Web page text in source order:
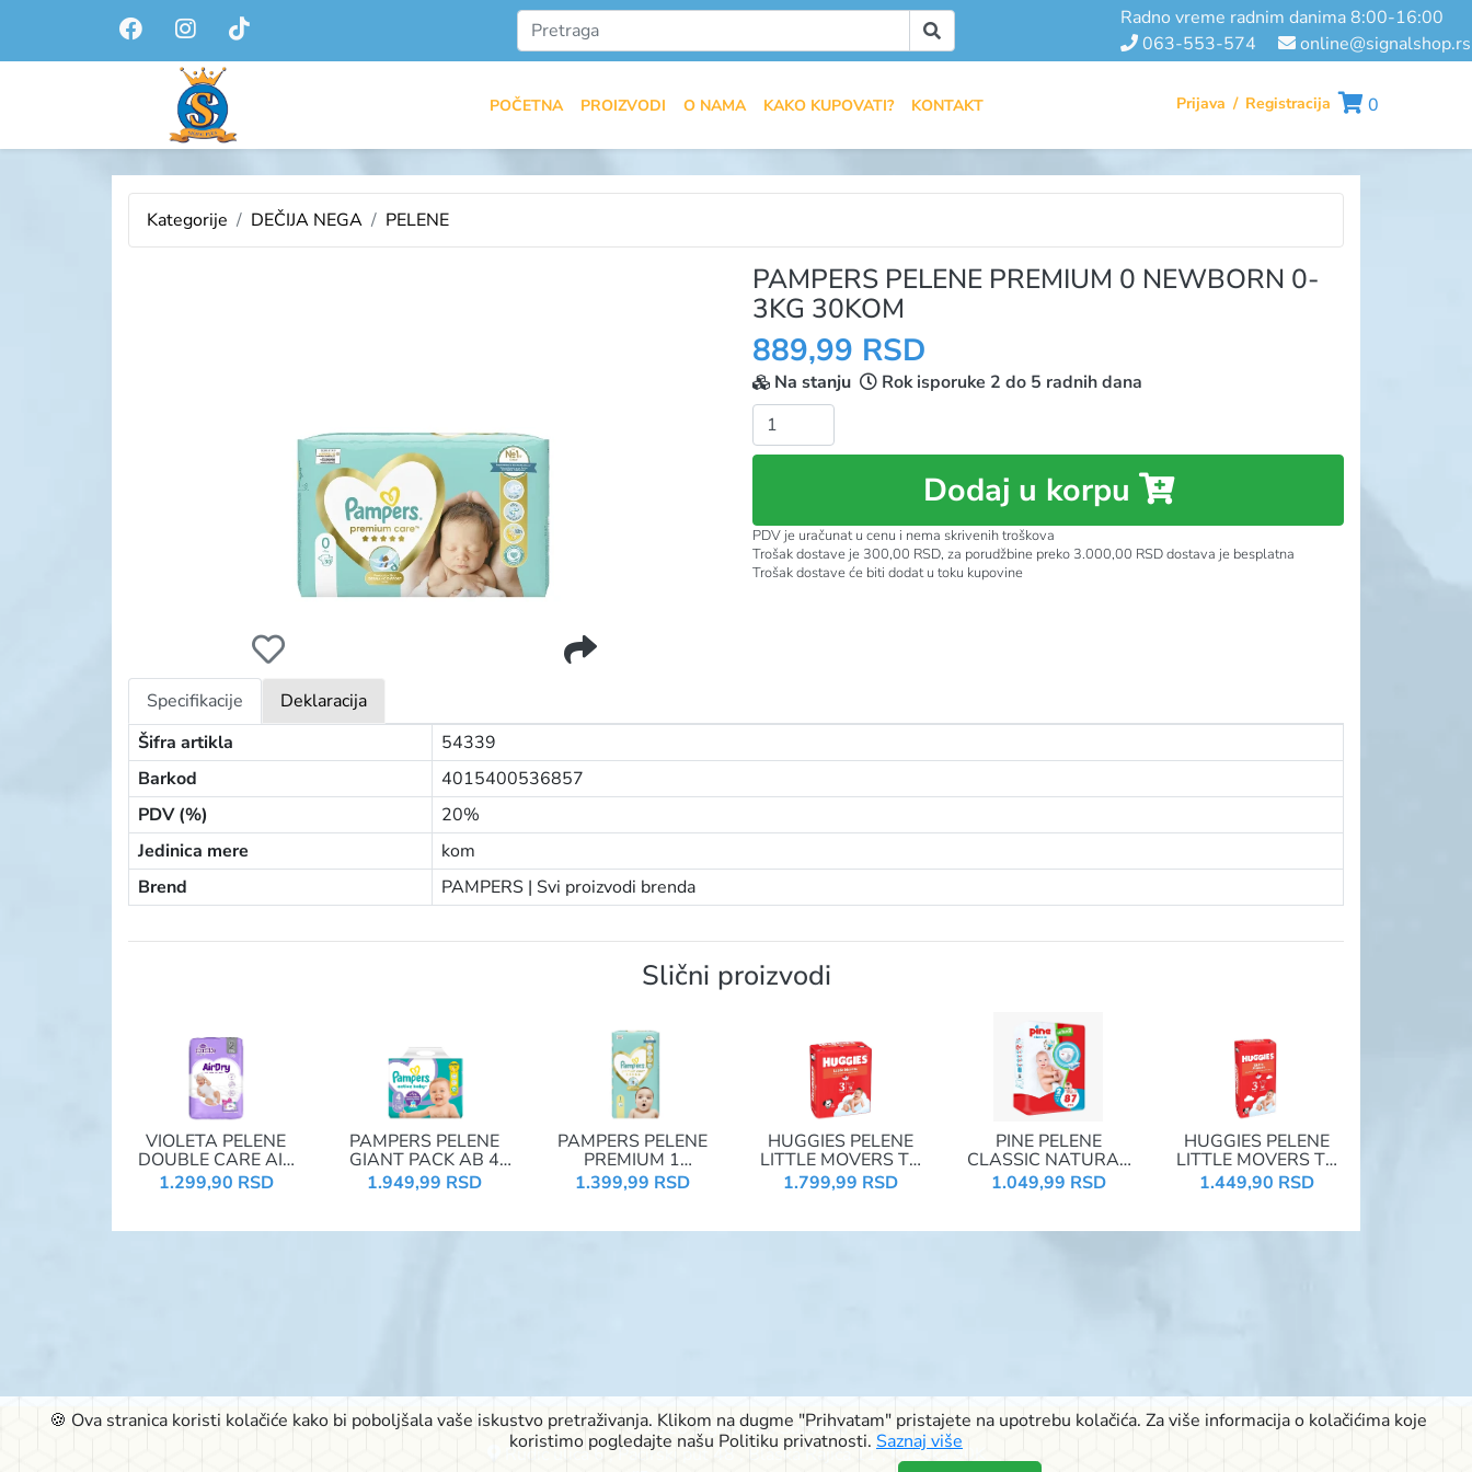
radno vreme radnim danima 8:00-16:00
063-553-574
online@signalshop.rs
POČETNA PROIZVODI O NAMA KAKO KUPOVATI? KONTAKT Prijava / Registracija 0
Kategorije DEČIJA NEGA PELENE
PAMPERS PELENE PREMIUM 0 NEWBORN 0-
3KG 30KOM
889,99 RSD
Na stanju
Rok isporuke 2 do 5 radnih dana
Količina:
Dodaj u korpu
PDV je uračunat u cenu i nema skrivenih troškova
Trošak dostave je 300,00 RSD, za porudžbine preko 3.000,00 RSD dostava je besplatna
Trošak dostave će biti dodat u toku kupovine
Specifikacije
Deklaracija
Šifra artikla
54339
Barkod
4015400536857
PDV (%)
20%
Jedinica mere
kom
Brend
PAMPERS | Svi proizvodi brenda
Slični proizvodi
VIOLETA PELENE
DOUBLE CARE AIR
DRY 2 MINI 3-6KG
76KOM
1.299,90 RSD
PAMPERS PELENE
GIANT PACK AB 4
MAXI 9-14KG
76KOM
1.949,99 RSD
PAMPERS PELENE
PREMIUM 1
NEWBORN 2-5KG
50KOM
1.399,99 RSD
HUGGIES PELENE
LITTLE MOVERS T4
OPEN DIAPERS
MEGA 3 4-9KG
1.799,99 RSD
PINE PELENE
CLASSIC NATURAL
JUMBO 2 3-6KG
87KOM
1.049,99 RSD
HUGGIES PELENE
LITTLE MOVERS T4
OPEN DIAPERS
JUMBO 3 4-9KG
1.449,90 RSD
© 2026 Signal doo Subotica
Rudić ulica 6,Pačirski put 48,Blaška Rajića 11,Kireška 90K
🍪 Ova stranica koristi kolačiće kako bi poboljšala vaše iskustvo pretraživanja. Klikom na dugme "Prihvatam" pristajete na upotrebu kolačića. Za više informacija o kolačićima koje
koristimo pogledajte našu Politiku privatnosti. Saznaj više